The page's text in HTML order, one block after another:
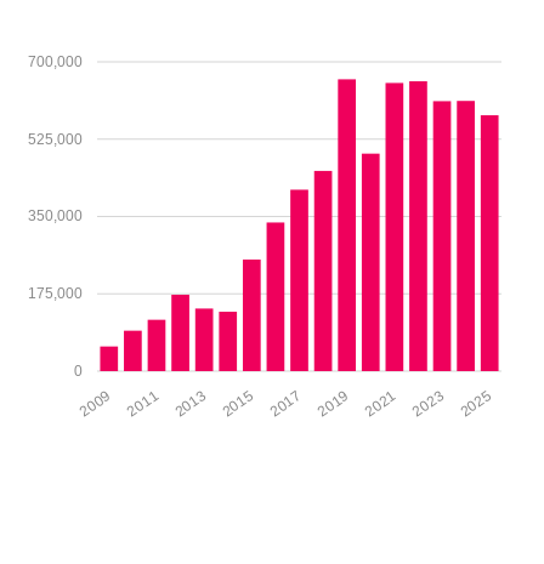
0
175,000
350,000
525,000
700,000
2025
2023
2021
2019
2017
2015
2013
2011
2009